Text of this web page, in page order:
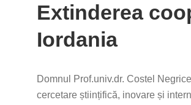
Extinderea
Iordania
Domnul Prof.univ.dr. Costel
cercetare științifică, inovare și